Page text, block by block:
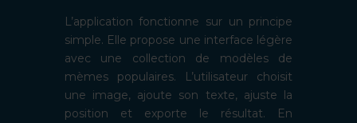
L’application fonctionne sur un principe
simple. Elle propose une interface légère
avec une collection de modèles de
mèmes populaires. L’utilisateur choisit
une image, ajoute son texte, ajuste la
position et exporte le résultat. En